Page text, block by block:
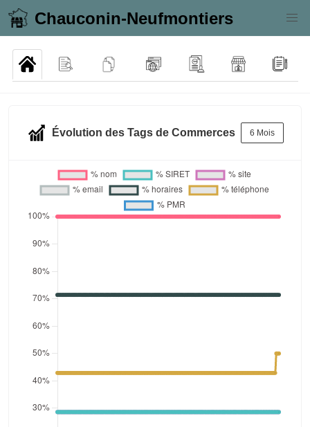
Chauconin-Neufmontiers
Évolution des Tags de Commerces 6 Mois